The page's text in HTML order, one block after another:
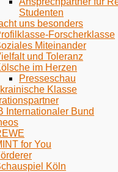
Studenten
uns besonders
Forscherklasse
Miteinander
und Toleranz
im Herzen
Presseschau
Klasse
Internationaler Bund
for You
Köln